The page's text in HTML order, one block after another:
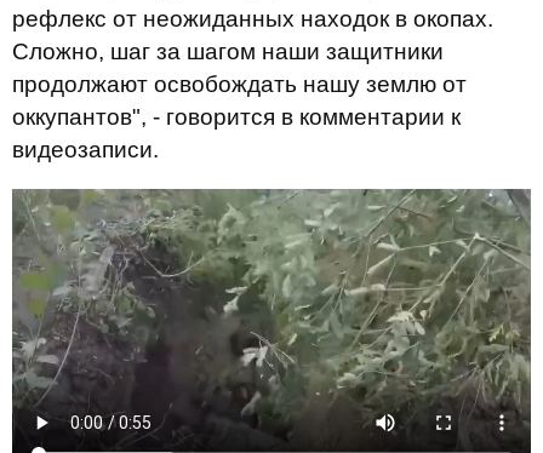
рефлекс от неожиданных находок в окопах.
Сложно, шаг за шагом наши защитники
продолжают освобождать нашу землю от
оккупантов", - говорится в комментарии к
видеозаписи.